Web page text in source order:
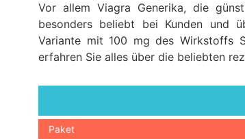
Vor allem Viagra Generika, die
besonders beliebt bei Kunden und
Variante mit 100 mg des Wirkstoffs
erfahren Sie alles über die beliebten
Paket